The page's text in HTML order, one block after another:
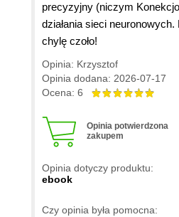
precyzyjny (niczym
działania sieci
chylę czoło!
Opinia: Krzysztof
Opinia dodana: 2026-07-17
Ocena: 6
Opinia potwierdzona
zakupem
Opinia dotyczy produktu:
ebook
Czy opinia była pomocna: